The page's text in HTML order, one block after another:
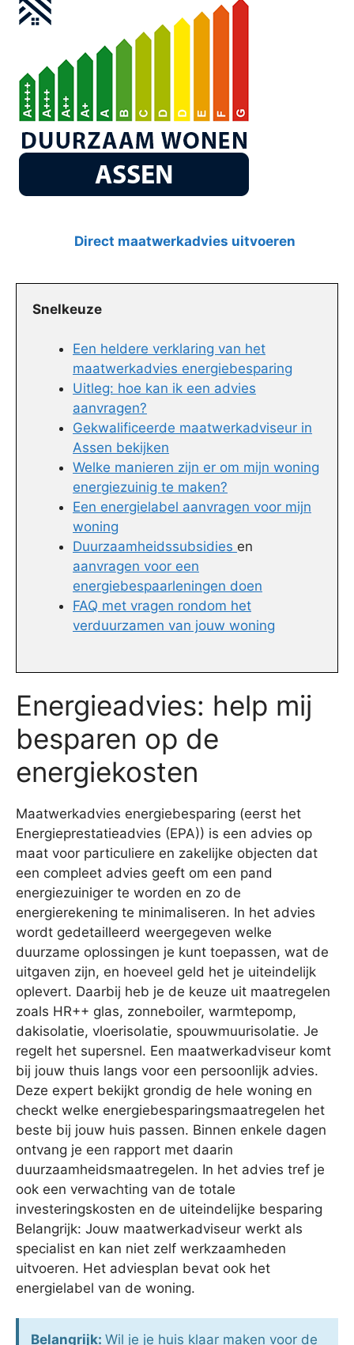
Direct maatwerkadvies uitvoeren
Snelkeuze
Een heldere verklaring van het
maatwerkadvies energiebesparing
Uitleg: hoe kan ik een advies
aanvragen?
Gekwalificeerde maatwerkadviseur in
Assen bekijken
Welke manieren zijn er om mijn woning
energiezuinig te maken?
Een energielabel aanvragen voor mijn
woning
Duurzaamheidssubsidies en
aanvragen voor een
energiebespaarleningen doen
FAQ met vragen rondom het
verduurzamen van jouw woning
Energieadvies: help mij
besparen op de
energiekosten
Maatwerkadvies energiebesparing (eerst het
Energieprestatieadvies (EPA)) is een advies op
maat voor particuliere en zakelijke objecten dat
een compleet advies geeft om een pand
energiezuiniger te worden en zo de
energierekening te minimaliseren. In het advies
wordt gedetailleerd weergegeven welke
duurzame oplossingen je kunt toepassen, wat de
uitgaven zijn, en hoeveel geld het je uiteindelijk
oplevert. Daarbij heb je de keuze uit maatregelen
zoals HR++ glas, zonneboiler, warmtepomp,
dakisolatie, vloerisolatie, spouwmuurisolatie. Je
regelt het supersnel. Een maatwerkadviseur komt
bij jouw thuis langs voor een persoonlijk advies.
Deze expert bekijkt grondig de hele woning en
checkt welke energiebesparingsmaatregelen het
beste bij jouw huis passen. Binnen enkele dagen
ontvang je een rapport met daarin
duurzaamheidsmaatregelen. In het advies tref je
ook een verwachting van de totale
investeringskosten en de uiteindelijke besparing
Belangrijk: Jouw maatwerkadviseur werkt als
specialist en kan niet zelf werkzaamheden
uitvoeren. Het adviesplan bevat ook het
energielabel van de woning.
Belangrijk: Wil je je huis klaar maken voor de